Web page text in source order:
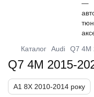
Каталог Audi Q7 4M
Q7 4M 2015-
A1 8X 2010-2014 року